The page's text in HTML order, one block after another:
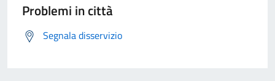
Problemi in città
Segnala disservizio